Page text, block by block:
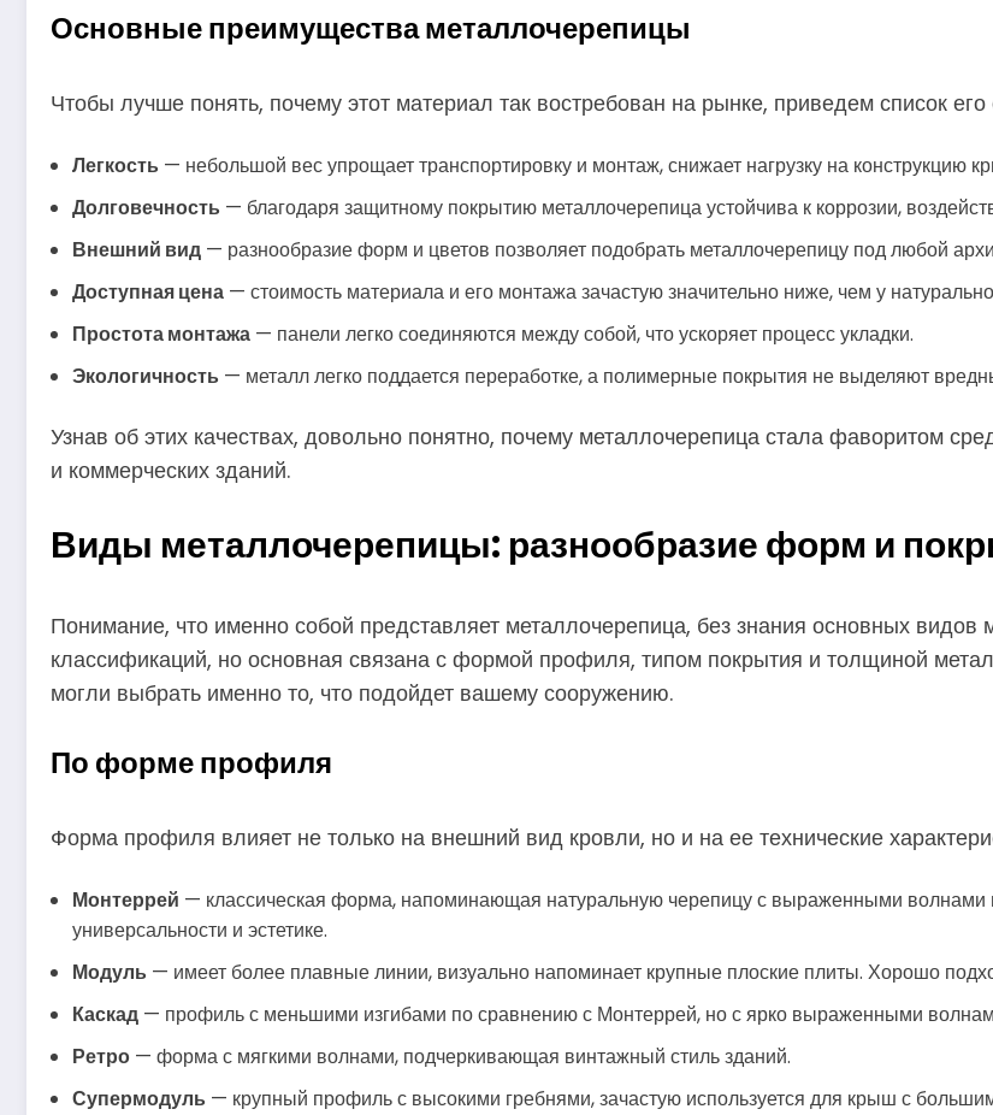
Основные преимущества металлочерепицы
Чтобы лучше понять, почему этот материал так востребован на рынке, приведем список
Легкость — небольшой вес упрощает транспортировку и монтаж, снижает нагрузку на конструкцию
Долговечность — благодаря защитному покрытию металлочерепица устойчива к коррозии,
Внешний вид — разнообразие форм и цветов позволяет подобрать металлочерепицу под любой
Доступная цена — стоимость материала и его монтажа зачастую значительно ниже, чем у
Простота монтажа — панели легко соединяются между собой, что ускоряет процесс укладки.
Экологичность — металл легко поддается переработке, а полимерные покрытия не выделяют
Узнав об этих качествах, довольно понятно, почему металлочерепица стала фаворитом
и коммерческих зданий.
Виды металлочерепицы: разнообразие форм и
Понимание, что именно собой представляет металлочерепица, без знания основных
классификаций, но основная связана с формой профиля, типом покрытия и толщиной
могли выбрать именно то, что подойдет вашему сооружению.
По форме профиля
Форма профиля влияет не только на внешний вид кровли, но и на ее технические
Монтеррей — классическая форма, напоминающая натуральную черепицу с выраженными
универсальности и эстетике.
Модуль — имеет более плавные линии, визуально напоминает крупные плоские плиты. Хорошо
Каскад — профиль с меньшими изгибами по сравнению с Монтеррей, но с ярко выраженными
Ретро — форма с мягкими волнами, подчеркивающая винтажный стиль зданий.
Супермодуль — крупный профиль с высокими гребнями, зачастую используется для крыш с